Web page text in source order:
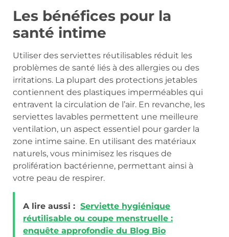
Les bénéfices pour la
santé intime
Utiliser des serviettes réutilisables réduit les
problèmes de santé liés à des allergies ou des
irritations. La plupart des protections jetables
contiennent des plastiques imperméables qui
entravent la circulation de l’air. En revanche, les
serviettes lavables permettent une meilleure
ventilation, un aspect essentiel pour garder la
zone intime saine. En utilisant des matériaux
naturels, vous minimisez les risques de
prolifération bactérienne, permettant ainsi à
votre peau de respirer.
A lire aussi : Serviette hygiénique
réutilisable ou coupe menstruelle :
enquête approfondie du Blog Bio